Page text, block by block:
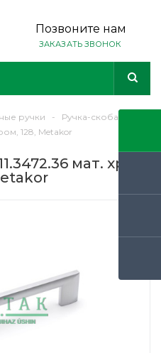
Позвоните нам
ЗАКАЗАТЬ ЗВОНОК
ручки -
Ручка-скоба Cubic
128, Metakor
мат. хром,